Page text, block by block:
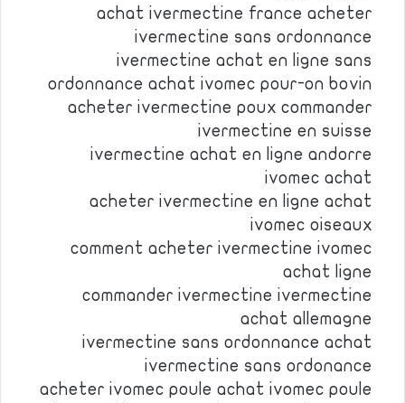
achat ivermectine france acheter
ivermectine sans ordonnance
ivermectine achat en ligne sans
ordonnance achat ivomec pour-on bovin
acheter ivermectine poux commander
ivermectine en suisse
ivermectine achat en ligne andorre
ivomec achat
acheter ivermectine en ligne achat
ivomec oiseaux
comment acheter ivermectine ivomec
achat ligne
commander ivermectine ivermectine
achat allemagne
ivermectine sans ordonnance achat
ivermectine sans ordonance
acheter ivomec poule achat ivomec poule